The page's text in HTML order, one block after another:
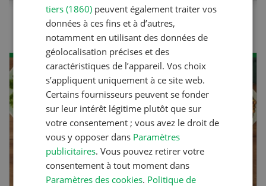
tiers (1860) peuvent également traiter vos
données à ces fins et à d’autres,
notamment en utilisant des données de
géolocalisation précises et des
caractéristiques de l’appareil. Vos choix
s’appliquent uniquement à ce site web.
Certains fournisseurs peuvent se fonder
sur leur intérêt légitime plutôt que sur
votre consentement ; vous avez le droit de
vous y opposer dans Paramètres
publicitaires. Vous pouvez retirer votre
consentement à tout moment dans
Paramètres des cookies. Politique de